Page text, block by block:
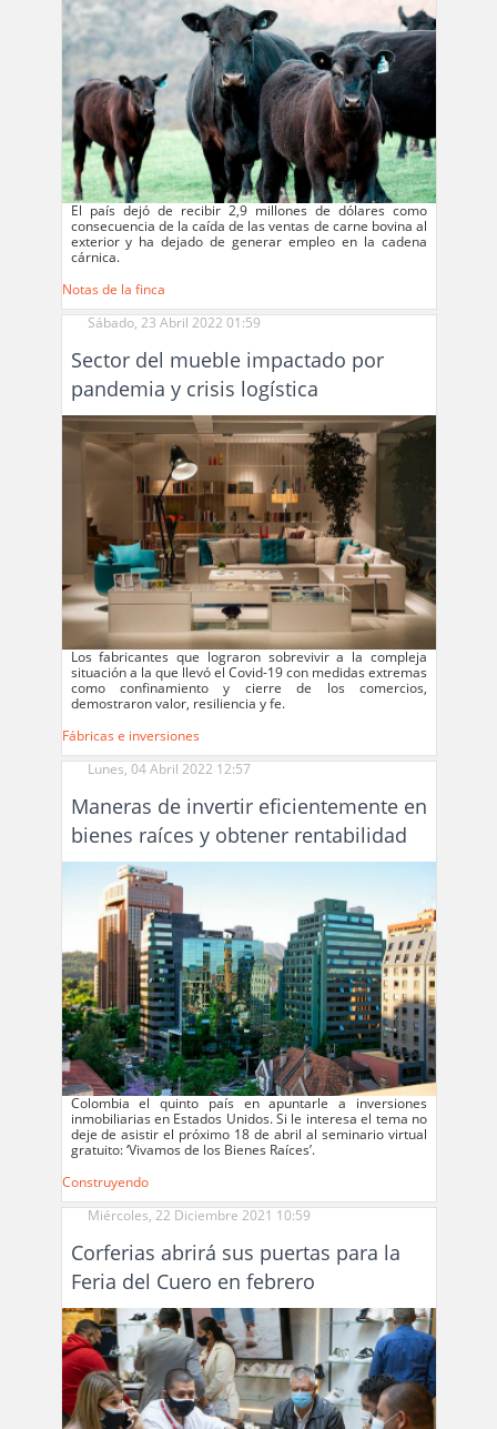
El país dejó de recibir 2,9 millones de dólares como
consecuencia de la caída de las ventas de carne bovina al
exterior y ha dejado de generar empleo en la cadena
cárnica.
Notas de la finca
Sábado, 23 Abril 2022 01:59
Sector del mueble impactado por
pandemia y crisis logística
Los fabricantes que lograron sobrevivir a la compleja
situación a la que llevó el Covid-19 con medidas extremas
como confinamiento y cierre de los comercios,
demostraron valor, resiliencia y fe.
Fábricas e inversiones
Lunes, 04 Abril 2022 12:57
Maneras de invertir eficientemente en
bienes raíces y obtener rentabilidad
Colombia el quinto país en apuntarle a inversiones
inmobiliarias en Estados Unidos. Si le interesa el tema no
deje de asistir el próximo 18 de abril al seminario virtual
gratuito: ‘Vivamos de los Bienes Raíces’.
Construyendo
Miércoles, 22 Diciembre 2021 10:59
Corferias abrirá sus puertas para la
Feria del Cuero en febrero